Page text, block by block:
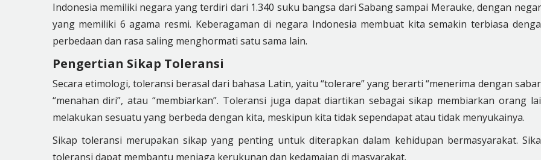
Indonesia memiliki negara yang terdiri dari 1.340 suku bangsa dari Sabang sampai Merauke, dengan
yang memiliki 6 agama resmi. Keberagaman di negara Indonesia membuat kita semakin terbiasa
perbedaan dan rasa saling menghormati satu sama lain.
Pengertian Sikap Toleransi
Secara etimologi, toleransi berasal dari bahasa Latin, yaitu “tolerare” yang berarti “menerima dengan
“menahan diri”, atau “membiarkan”. Toleransi juga dapat diartikan sebagai sikap membiarkan orang
melakukan sesuatu yang berbeda dengan kita, meskipun kita tidak sependapat atau tidak menyukainya.
Sikap toleransi merupakan sikap yang penting untuk diterapkan dalam kehidupan bermasyarakat.
toleransi dapat membantu menjaga kerukunan dan kedamaian di masyarakat.